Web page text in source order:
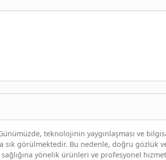
teknolojinin yaygınlaşması ve
sık görülmektedir. Bu nedenle, doğru gözlük
yönelik ürünleri ve profesyonel